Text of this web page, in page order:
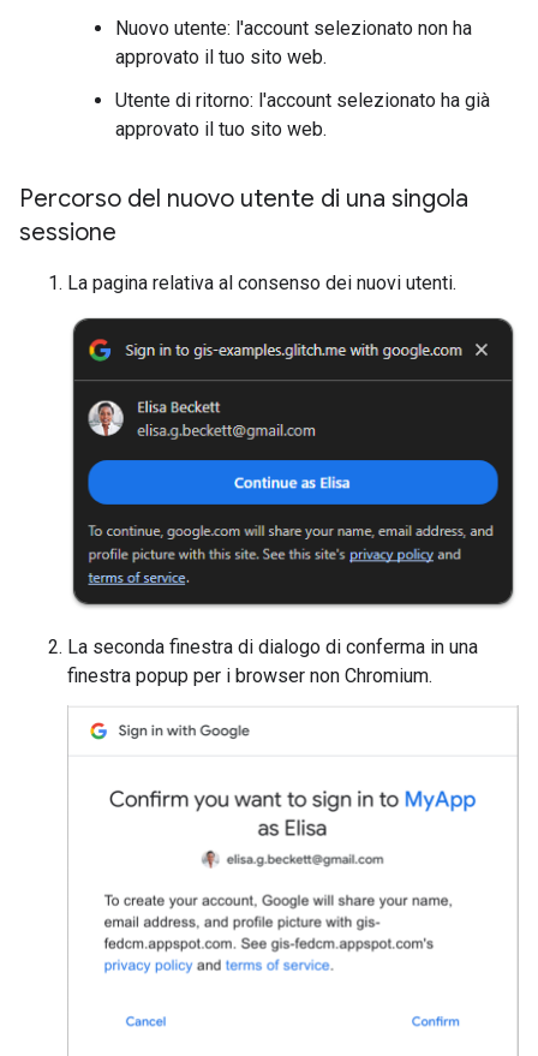
Nuovo utente: l'account selezionato non ha
approvato il tuo sito web.
Utente di ritorno: l'account selezionato ha già
approvato il tuo sito web.
Percorso del nuovo utente di una singola
sessione
La pagina relativa al consenso dei nuovi utenti.
La seconda finestra di dialogo di conferma in una
finestra popup per i browser non Chromium.